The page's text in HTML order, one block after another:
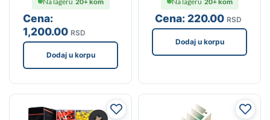
Cena:
1,200.00 RSD
Dodaj u korpu
Cena: 220.00 RSD
Dodaj u korpu